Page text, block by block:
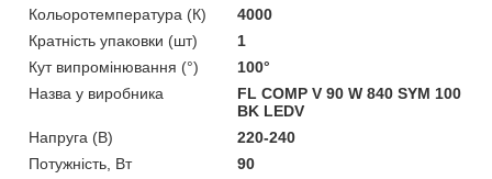
Кольоротемпература (К)
4000
Кратність упаковки (шт)
1
Кут випромінювання (°)
100°
Назва у виробника
FL COMP V 90 W 840 SYM 100
BK LEDV
Напруга (В)
220-240
Потужність, Вт
90